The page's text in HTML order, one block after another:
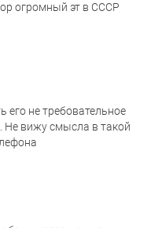
огромный эт в СССР
его не требовательное
Не вижу смысла в такой